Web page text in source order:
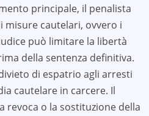
principale, il penalista
misure cautelari, ovvero i
può limitare la libertà
della sentenza definitiva.
di espatrio agli arresti
cautelare in carcere. Il
revoca o la sostituzione della